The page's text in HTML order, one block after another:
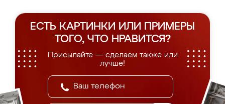
ЕСТЬ КАРТИНКИ ИЛИ ПРИМЕРЫ
ТОГО, ЧТО НРАВИТСЯ?
Присылайте — сделаем также или
лучше!